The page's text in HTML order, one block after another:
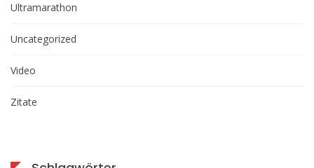
Ultramarathon
Uncategorized
Video
Zitate